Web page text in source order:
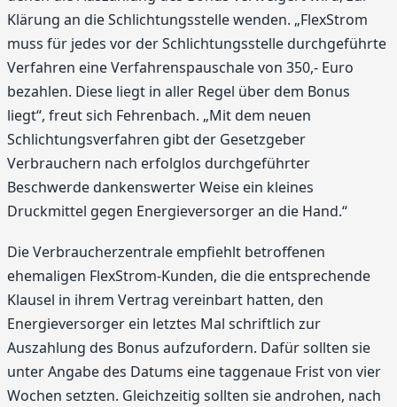
Klärung an die Schlichtungsstelle wenden. „FlexStrom
muss für jedes vor der Schlichtungsstelle durchgeführte
Verfahren eine Verfahrenspauschale von 350,- Euro
bezahlen. Diese liegt in aller Regel über dem Bonus
liegt“, freut sich Fehrenbach. „Mit dem neuen
Schlichtungsverfahren gibt der Gesetzgeber
Verbrauchern nach erfolglos durchgeführter
Beschwerde dankenswerter Weise ein kleines
Druckmittel gegen Energieversorger an die Hand.“
Die Verbraucherzentrale empfiehlt betroffenen
ehemaligen FlexStrom-Kunden, die die entsprechende
Klausel in ihrem Vertrag vereinbart hatten, den
Energieversorger ein letztes Mal schriftlich zur
Auszahlung des Bonus aufzufordern. Dafür sollten sie
unter Angabe des Datums eine taggenaue Frist von vier
Wochen setzten. Gleichzeitig sollten sie androhen, nach